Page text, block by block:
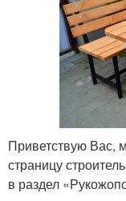
Приветствую Вас,
страницу
в раздел